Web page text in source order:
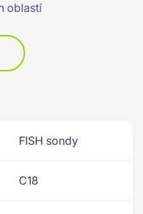
oblastí
FISH sondy
C18